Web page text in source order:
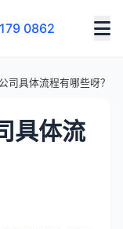
0862
司具体流程有哪些呀？
具体流